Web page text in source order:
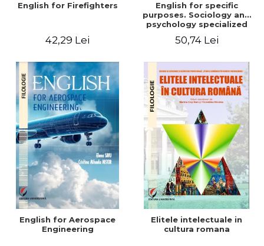
English for Firefighters
42,29 Lei
English for specific
purposes. Sociology and
psychology specialized
50,74 Lei
English for Aerospace
Engineering
Elitele intelectuale in
cultura romana